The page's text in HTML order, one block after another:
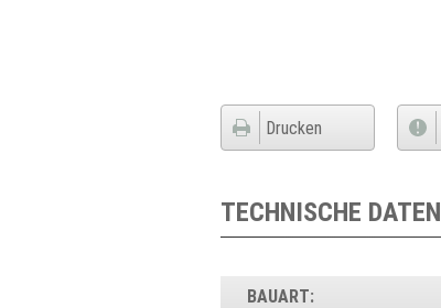
Drucken
TECHNISCHE DATEN
BAUART: